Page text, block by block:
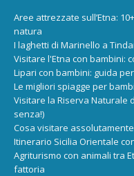
Aree attrezzate sull’Etna:
natura
I laghetti di Marinello a
Visitare l'Etna con bambini:
Lipari con bambini: guida
Le migliori spiagge per
Visitare la Riserva Naturale
senza!)
Cosa visitare
Itinerario Sicilia Orientale
Agriturismo con animali tra
fattoria